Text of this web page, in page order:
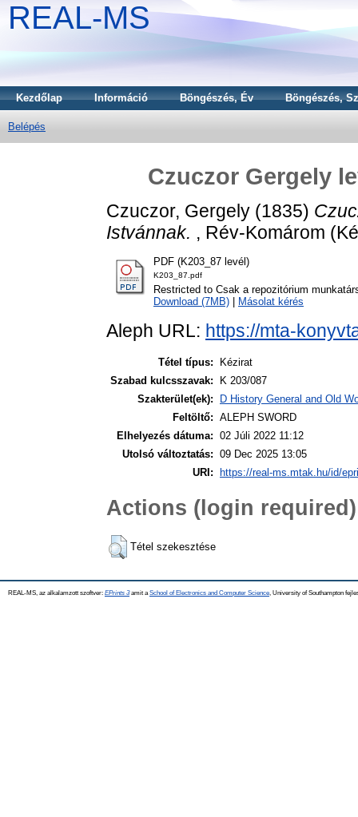
REAL-MS
Kezdőlap Információ Böngészés, Év Böngészés,
Belépés
Czuczor Gergely
Czuczor, Gergely (1835)
Istvánnak. , Rév-Komárom
PDF (K203_87 levél)
K203_87.pdf
Restricted to Csak a repozitórium
Download (7MB)
Másolat kérés
Aleph URL: https://mta-
Tétel típus:
Kézirat
Szabad kulcsszavak:
K 203/087
Szakterület(ek):
D History General and Old
Feltöltő: ALEPH SWORD
Elhelyezés dátuma: 02 Júli 2022 11:12
Utolsó változtatás: 09 Dec 2025 13:05
URI:
https://real-ms.mtak.hu/id/
Actions (login required)
Tétel szekesztése
REAL-MS, az alkalamzott szoftver: EPrints 3amit a School of Electronics and Computer Science , University of Southampton